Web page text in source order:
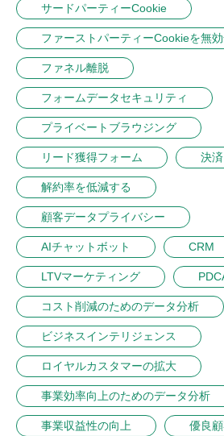
サードパーティーCookie
ファーストパーティーCookieを無
ファネル離脱
フォームデータセキュリティ
プライベートブラウジング
リード獲得フォーム 決
解約率を低減する
顧客データプライバシー
AIチャットボット CRM
LTVマーケティング
コスト削減のためのデータ分析
ビジネスインテリジェンス
ロイヤルカスタマーの拡大
事業効率向上のためのデータ分析
事業収益性の向上 優良